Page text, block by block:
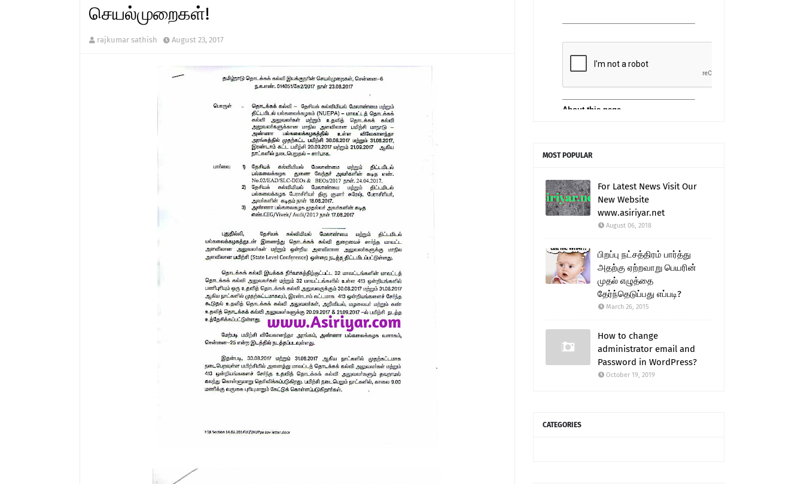
செயல்முறைகள்!
rajkumar sathish August 23, 2017
MOST POPULAR
For Latest News Visit Our
New Website
www.asiriyar.net
August 06, 2018
பிறப்பு நட்சத்திரம் பார்த்து
அதற்கு ஏற்றவாறு பெயரின்
முதல் எழுத்தை
தேர்ந்தெடுப்பது எப்படி?
March 26, 2015
How to change
administrator email and
Password in WordPress?
October 19, 2019
CATEGORIES